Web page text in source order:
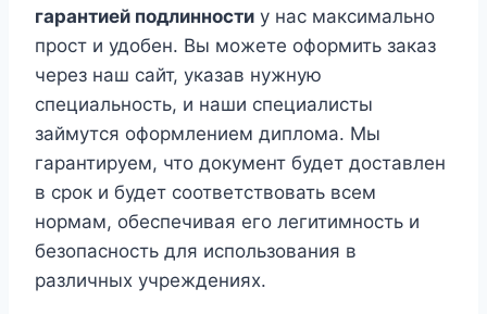
гарантией подлинности у нас максимально
прост и удобен. Вы можете оформить заказ
через наш сайт, указав нужную
специальность, и наши специалисты
займутся оформлением диплома. Мы
гарантируем, что документ будет доставлен
в срок и будет соответствовать всем
нормам, обеспечивая его легитимность и
безопасность для использования в
различных учреждениях.